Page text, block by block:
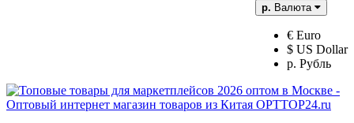
р. Валюта
€ Euro
$ US Dollar
р. Рубль